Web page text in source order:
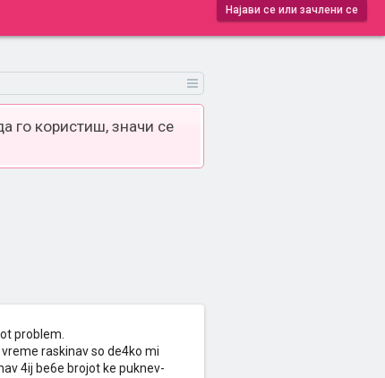
Најави се или зачлени се
го користиш, значи се
problem.
raskinav so de4ko mi
4ij be6e brojot ke puknev-